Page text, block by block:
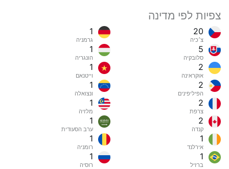
צפיות לפי מדינה
20
צ׳כיה
5
סלובקיה
2
אוקראינה
2
הפיליפינים
2
צרפת
2
קנדה
1
אירלנד
1
ברזיל
1
גרמניה
1
הונגריה
1
וייטנאם
1
ונצואלה
1
מלזיה
1
ערב הסעודית
1
רומניה
1
רוסיה